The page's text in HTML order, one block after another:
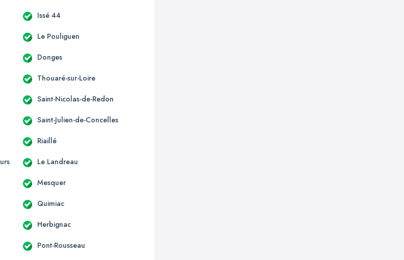
Issé 44
Le Pouliguen
Donges
Thouaré-sur-Loire
Saint-Nicolas-de-Redon
Saint-Julien-de-Concelles
Riaillé
Le Landreau
Mesquer
Quimiac
Herbignac
Pont-Rousseau